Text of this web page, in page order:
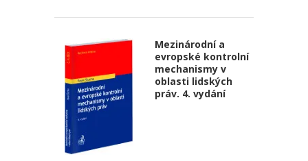
Mezinárodní a
evropské kontrolní
mechanismy v
oblasti lidských
práv. 4. vydání